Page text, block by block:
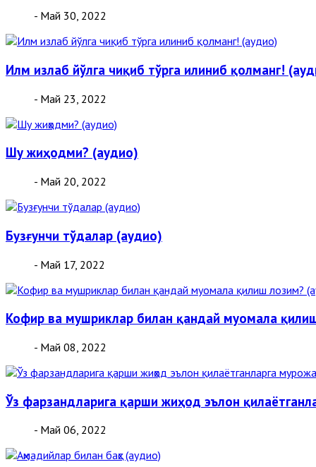
- Май 30, 2022
Илм излаб йўлга чиқиб тўрга илиниб қолманг!
- Май 23, 2022
Шу жиҳодми? (аудио)
- Май 20, 2022
Бузғунчи тўдалар (аудио)
- Май 17, 2022
Кофир ва мушриклар билан қандай муомала
- Май 08, 2022
Ўз фарзандларига қарши жиҳод эълон
- Май 06, 2022